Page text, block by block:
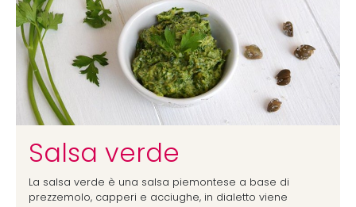
Salsa verde
La salsa verde è una salsa piemontese a base di
prezzemolo, capperi e acciughe, in dialetto viene